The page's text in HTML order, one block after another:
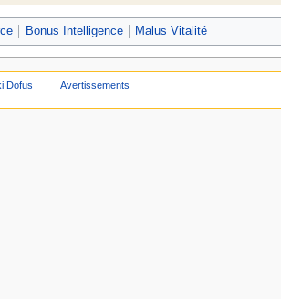
Bonus Intelligence Malus Vitalité
Dofus Avertissements